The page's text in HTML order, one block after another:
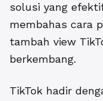
solusi yang
membahas cara
tambah view
berkembang.
TikTok hadir